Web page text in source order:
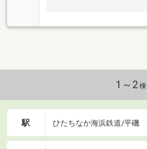
1～2 棟
駅 ひたちなか海浜鉄道/平磯